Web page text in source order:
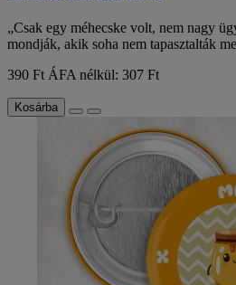
„Csak egy méhecske volt, nem nagy
mondják, akik soha nem tapasztalták
390 Ft ÁFA nélkül: 307 Ft
Kosárba